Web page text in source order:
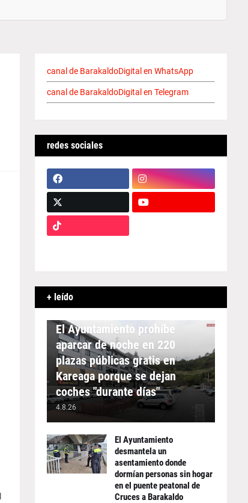
canal de BarakaldoDigital en WhatsApp
canal de BarakaldoDigital en Telegram
redes sociales
+ leído
APARCAMIENTO
El Ayuntamiento prohíbe
aparcar de noche en 220
plazas públicas gratis en
Kareaga porque se dejan
coches "durante días"
4.8.26
El Ayuntamiento
desmantela un
asentamiento donde
dormían personas sin hogar
en el puente peatonal de
Cruces a Barakaldo